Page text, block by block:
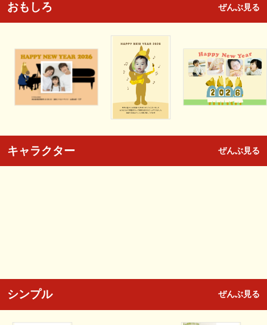
おもしろ ぜんぶ見る
キャラクター ぜんぶ見る
シンプル ぜんぶ見る